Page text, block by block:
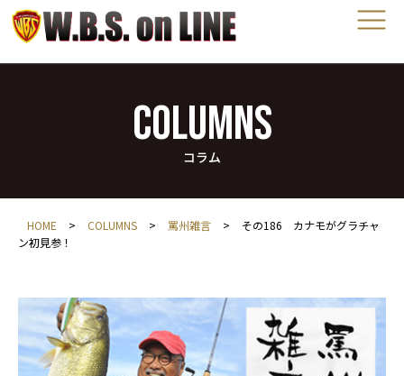
COLUMNS
コラム
HOME > COLUMNS > 罵州雑言 >
その186 カナモがグラチャ
ン初見参！